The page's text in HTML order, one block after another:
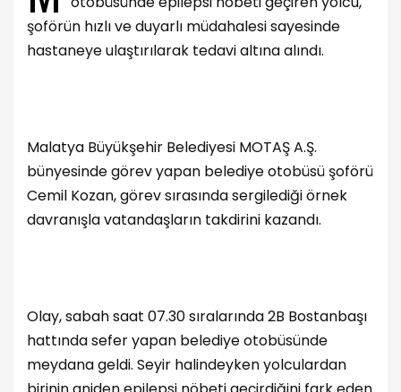
şoförün hızlı ve duyarlı müdahalesi sayesinde
hastaneye ulaştırılarak tedavi altına alındı.
Malatya Büyükşehir Belediyesi MOTAŞ A.Ş.
bünyesinde görev yapan belediye otobüsü şoförü
Cemil Kozan, görev sırasında sergilediği örnek
davranışla vatandaşların takdirini kazandı.
Olay, sabah saat 07.30 sıralarında 2B Bostanbaşı
hattında sefer yapan belediye otobüsünde
meydana geldi. Seyir halindeyken yolculardan